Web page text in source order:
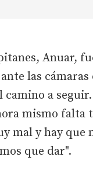
Anuar,
las cámaras
a
mismo falta
mal y hay
que dar".